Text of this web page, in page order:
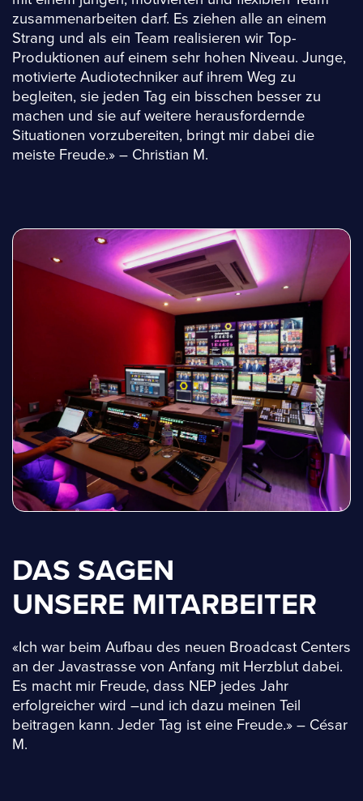
zusammenarbeiten darf. Es ziehen alle an einem
Strang und als ein Team realisieren wir Top-
Produktionen auf einem sehr hohen Niveau. Junge,
motivierte Audiotechniker auf ihrem Weg zu
begleiten, sie jeden Tag ein bisschen besser zu
machen und sie auf weitere herausfordernde
Situationen vorzubereiten, bringt mir dabei die
meiste Freude.» – Christian M.
DAS SAGEN
UNSERE MITARBEITER
«Ich war beim Aufbau des neuen Broadcast Centers
an der Javastrasse von Anfang mit Herzblut dabei.
Es macht mir Freude, dass NEP jedes Jahr
erfolgreicher wird –und ich dazu meinen Teil
beitragen kann. Jeder Tag ist eine Freude.» – César
M.